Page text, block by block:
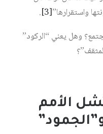
واستقرارها”[3]
.
وهل يعني “الركود”
الأمم